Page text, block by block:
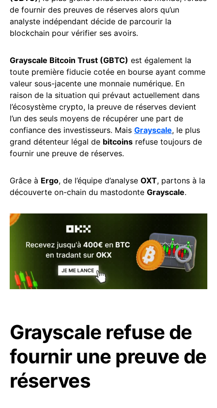
de fournir des preuves de réserves alors qu’un
analyste indépendant décide de parcourir la
blockchain pour vérifier ses avoirs.
Grayscale Bitcoin Trust (GBTC) est également la
toute première fiducie cotée en bourse ayant comme
valeur sous-jacente une monnaie numérique. En
raison de la situation qui prévaut actuellement dans
l’écosystème crypto, la preuve de réserves devient
l’un des seuls moyens de récupérer une part de
confiance des investisseurs. Mais Grayscale, le plus
grand détenteur légal de bitcoins refuse toujours de
fournir une preuve de réserves.
Grâce à Ergo, de l’équipe d’analyse OXT, partons à la
découverte on-chain du mastodonte Grayscale.
Grayscale refuse de
fournir une preuve de
réserves